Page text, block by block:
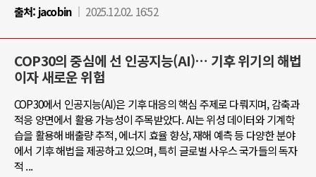
출처: jacobin 2025.12.02. 16:52
COP30의 중심에 선 인공지능(AI)… 기후 위기의 해법
이자 새로운 위험
COP30에서 인공지능(AI)은 기후 대응의 핵심 주제로 다뤄지며, 감축과
적응 양면에서 활용 가능성이 주목받았다. AI는 위성 데이터와 기계학
습을 활용해 배출량 추적, 에너지 효율 향상, 재해 예측 등 다양한 분야
에서 기후 해법을 제공하고 있으며, 특히 글로벌 사우스 국가들의 독자
적 ...